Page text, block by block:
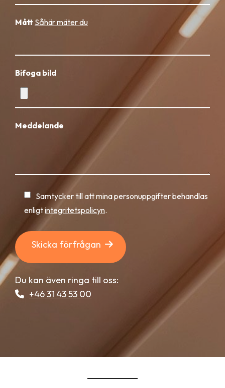
Mått Såhär mäter du
Bifoga bild
Meddelande
Samtycker till att mina personuppgifter behandlas
enligtintegritetspolicyn.
Skicka förfrågan
Du kan även ringa till oss:
+46 31 43 53 00